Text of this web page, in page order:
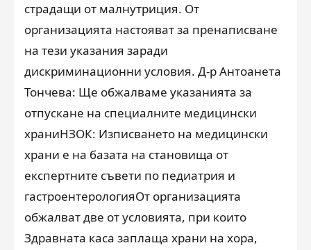
страдащи от малнутриция. От
организацията настояват за пренаписване
на тези указания заради
дискриминационни условия. Д-р Антоанета
Тончева: Ще обжалваме указанията за
отпускане на специалните медицински
храниНЗОК: Изписването на медицински
храни е на базата на становища от
експертните съвети по педиатрия и
гастроентерологияОт организацията
обжалват две от условията, при които
Здравната каса заплаща храни на хора,